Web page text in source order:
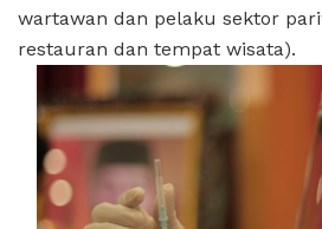
wartawan dan pelaku sektor
restauran dan tempat wisata).